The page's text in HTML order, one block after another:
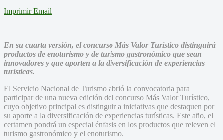
Imprimir Email
En su cuarta versión, el concurso Más Valor Turístico distinguirá
productos de enoturismo y de turismo gastronómico que sean
innovadores y que aporten a la diversificación de experiencias
turísticas.
El Servicio Nacional de Turismo abrió la convocatoria para
participar de una nueva edición del concurso Más Valor Turístico,
cuyo objetivo principal es distinguir a iniciativas que destaquen por
su aporte a la diversificación de experiencias turísticas. Este año, el
certamen pondrá un especial énfasis en los productos que releven el
turismo gastronómico y el enoturismo.